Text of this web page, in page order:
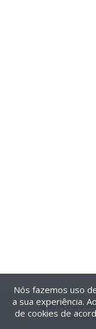
@2014-2026
Termos
Nós fazemos uso
a sua experiência.
de cookies de